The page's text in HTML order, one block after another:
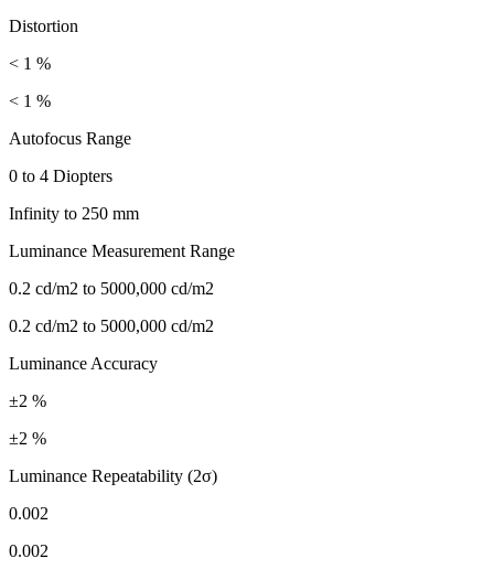
Distortion
< 1 %
< 1 %
Autofocus Range
0 to 4 Diopters
Infinity to 250 mm
Luminance Measurement Range
0.2 cd/m2 to 5000,000 cd/m2
0.2 cd/m2 to 5000,000 cd/m2
Luminance Accuracy
±2 %
±2 %
Luminance Repeatability (2σ)
0.002
0.002